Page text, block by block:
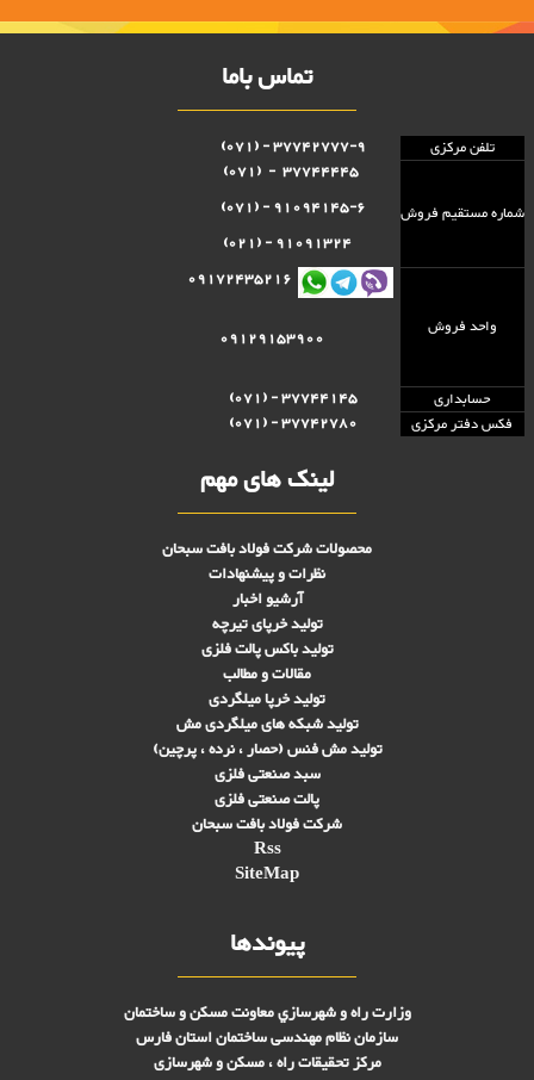
تماس باما
تلفن مرکزی 37742777-9 - (071)
شماره مستقيم فروش
91094145-6 - (071)
واحد فروش
09172435216
حسابداری
37744145 - (071)
فکس دفتر مرکزی
37742780 - (071)
لینک های مهم
محصولات شرکت فولاد بافت سبحان
نظرات و پیشنهادات
آرشیو اخبار
تولید خرپای تیرچه
تولید باکس پالت فلزی
مقالات و مطالب
تولید خرپا میلگردی
تولید شبکه های ميلگردی مش
تولید مش فنس (حصار ، نرده ، پرچین)
سبد صنعتی فلزی
پالت صنعتی فلزی
شرکت فولاد بافت سبحان
Rss
SiteMap
پیوندها
وزارت راه و شهرسازي معاونت مسکن و ساختمان
سازمان نظام مهندسی ساختمان استان فارس
مرکز تحقیقات راه ، مسکن و شهرسازی